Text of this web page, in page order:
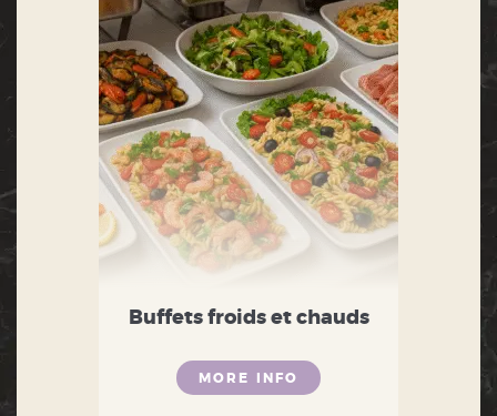
Buffets froids et chauds
MORE INFO